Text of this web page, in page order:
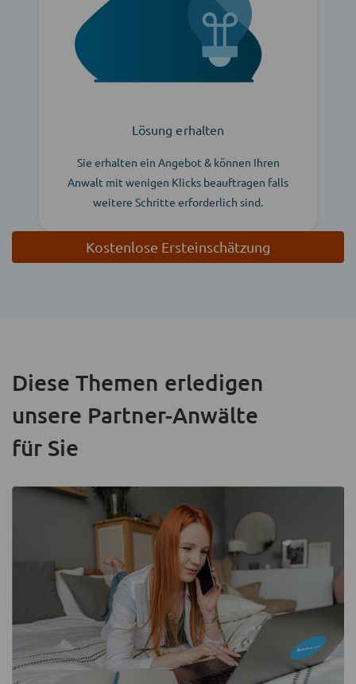
Lösung erhalten
Sie erhalten ein Angebot & können Ihren
Anwalt mit wenigen Klicks beauftragen falls
weitere Schritte erforderlich sind.
Kostenlose Ersteinschätzung
Diese Themen erledigen
unsere Partner-Anwälte
für Sie